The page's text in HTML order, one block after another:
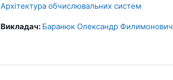
Архітектура обчислювальних систем
Викладач: Баранюк Олександр Филимонович